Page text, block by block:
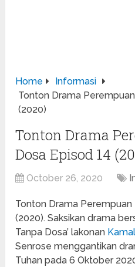
Home
Informasi
Tonton Drama
(2020)
Tonton Drama
Dosa Episod 14
October 26, 2020
Tonton Drama Perempuan
(2020). Saksikan drama
Tanpa Dosa’ lakonan
Senrose menggantikan
Tuhan pada 6 Oktober